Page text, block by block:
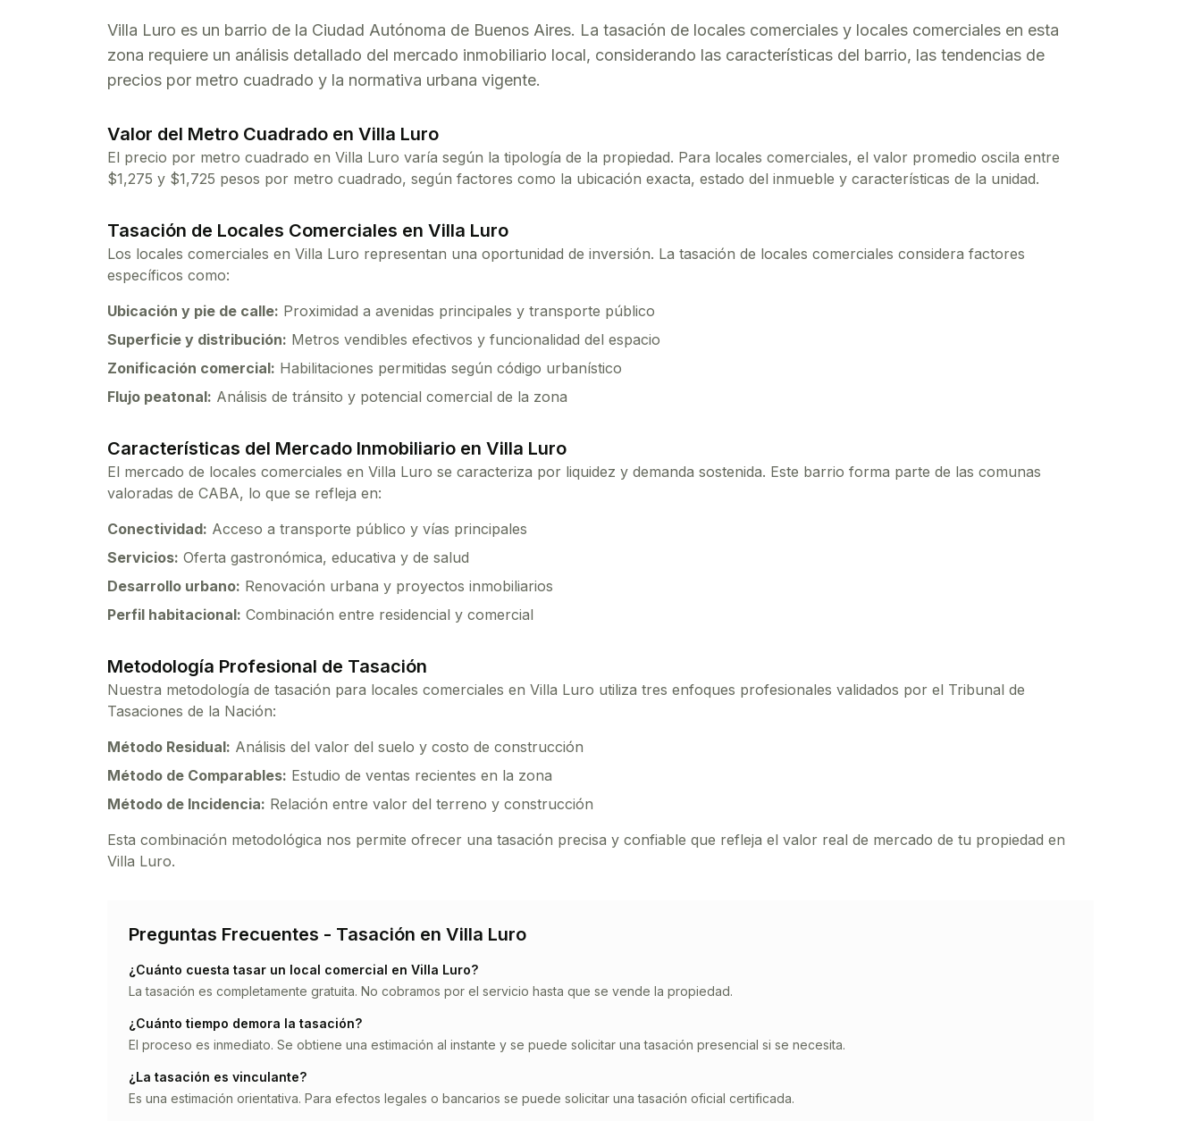
Villa Luro es un barrio de la Ciudad Autónoma de Buenos Aires. La tasación de locales comerciales y locales comerciales en esta
zona requiere un análisis detallado del mercado inmobiliario local, considerando las características del barrio, las tendencias de
precios por metro cuadrado y la normativa urbana vigente.
Valor del Metro Cuadrado en Villa Luro
El precio por metro cuadrado en Villa Luro varía según la tipología de la propiedad. Para locales comerciales, el valor promedio oscila entre
$1,275 y $1,725 pesos por metro cuadrado, según factores como la ubicación exacta, estado del inmueble y características de la unidad.
Tasación de Locales Comerciales en Villa Luro
Los locales comerciales en Villa Luro representan una oportunidad de inversión. La tasación de locales comerciales considera factores
específicos como:
Ubicación y pie de calle: Proximidad a avenidas principales y transporte público
Superficie y distribución: Metros vendibles efectivos y funcionalidad del espacio
Zonificación comercial: Habilitaciones permitidas según código urbanístico
Flujo peatonal: Análisis de tránsito y potencial comercial de la zona
Características del Mercado Inmobiliario en Villa Luro
El mercado de locales comerciales en Villa Luro se caracteriza por liquidez y demanda sostenida. Este barrio forma parte de las comunas
valoradas de CABA, lo que se refleja en:
Conectividad: Acceso a transporte público y vías principales
Servicios: Oferta gastronómica, educativa y de salud
Desarrollo urbano: Renovación urbana y proyectos inmobiliarios
Perfil habitacional: Combinación entre residencial y comercial
Metodología Profesional de Tasación
Nuestra metodología de tasación para locales comerciales en Villa Luro utiliza tres enfoques profesionales validados por el Tribunal de
Tasaciones de la Nación:
Método Residual: Análisis del valor del suelo y costo de construcción
Método de Comparables: Estudio de ventas recientes en la zona
Método de Incidencia: Relación entre valor del terreno y construcción
Esta combinación metodológica nos permite ofrecer una tasación precisa y confiable que refleja el valor real de mercado de tu propiedad en
Villa Luro.
Preguntas Frecuentes - Tasación en Villa Luro
¿Cuánto cuesta tasar un local comercial en Villa Luro?
La tasación es completamente gratuita. No cobramos por el servicio hasta que se vende la propiedad.
¿Cuánto tiempo demora la tasación?
El proceso es inmediato. Se obtiene una estimación al instante y se puede solicitar una tasación presencial si se necesita.
¿La tasación es vinculante?
Es una estimación orientativa. Para efectos legales o bancarios se puede solicitar una tasación oficial certificada.